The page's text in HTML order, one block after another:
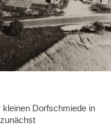
kleinen Dorfschmiede in